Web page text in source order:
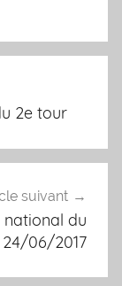
2e tour
suivant
national du
24/06/2017